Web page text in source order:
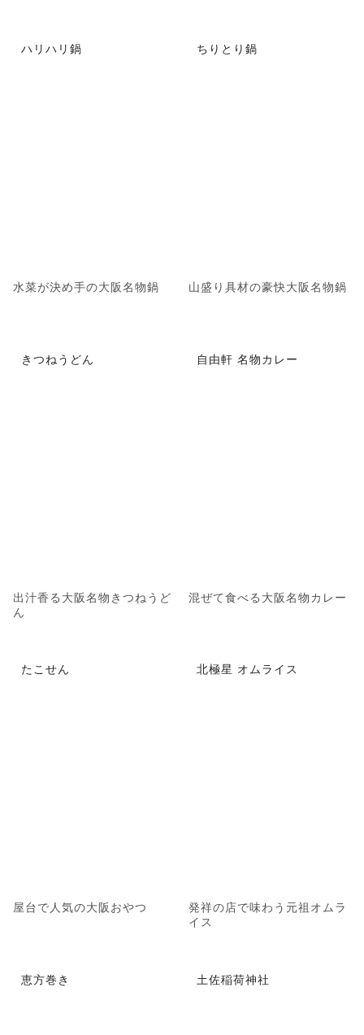
ハリハリ鍋
水菜が決め手の大阪名物鍋
ちりとり鍋
山盛り具材の豪快大阪名物鍋
きつねうどん
出汁香る大阪名物きつねうど
ん
自由軒 名物カレー
混ぜて食べる大阪名物カレー
たこせん
屋台で人気の大阪おやつ
北極星 オムライス
発祥の店で味わう元祖オムラ
イス
恵方巻き 土佐稲荷神社